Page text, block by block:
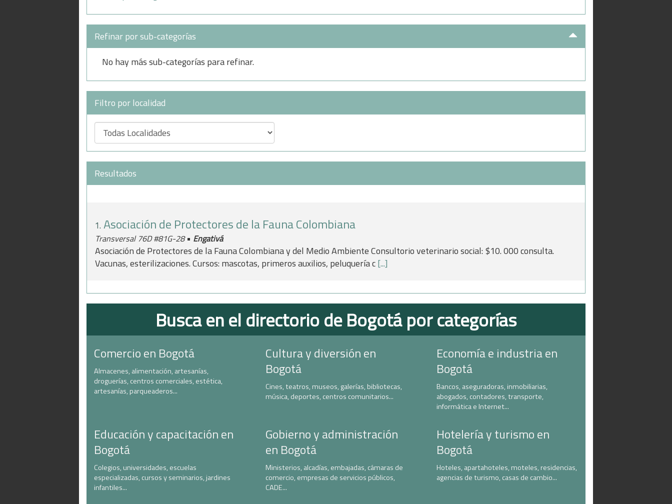
Refinar por sub-categorías
No hay más sub-categorías para refinar.
Filtro por localidad
Resultados
1. Asociación de Protectores de la Fauna Colombiana
Transversal 76D #81G-28• Engativá
Asociación de Protectores de la Fauna Colombiana y del Medio Ambiente Consultorio veterinario social: $10. 000 consulta.
Vacunas, esterilizaciones. Cursos: mascotas, primeros auxilios, peluquería c[...]
Busca en el directorio de Bogotá por categorías
Comercio en Bogotá
Almacenes, alimentación, artesanías,
droguerías, centros comerciales, estética,
artesanías, parqueaderos...
Cultura y diversión en
Bogotá
Cines, teatros, museos, galerías, bibliotecas,
música, deportes, centros comunitarios...
Economía e industria en
Bogotá
Bancos, aseguradoras, inmobiliarias,
abogados, contadores, transporte,
informática e Internet...
Educación y capacitación en
Bogotá
Colegios, universidades, escuelas
especializadas, cursos y seminarios, jardines
infantiles...
Gobierno y administración
en Bogotá
Ministerios, alcadías, embajadas, cámaras de
comercio, empresas de servicios públicos,
CADE...
Hotelería y turismo en
Bogotá
Hoteles, apartahoteles, moteles, residencias,
agencias de turismo, casas de cambio...